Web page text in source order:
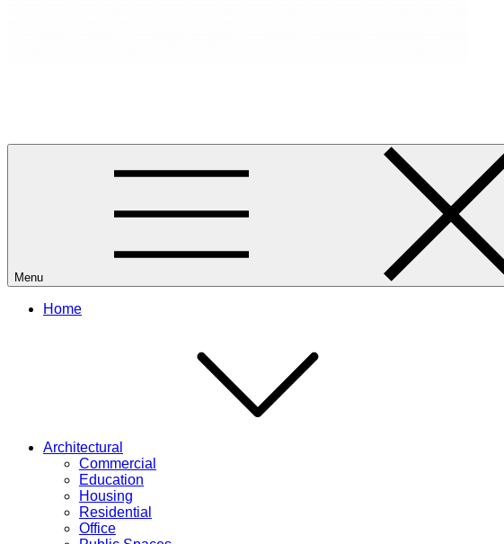
Menu
Home
Architectural
Commercial
Education
Housing
Residential
Office